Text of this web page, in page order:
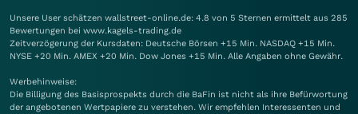
Unsere User schätzen wallstreet-online.de: 4.8 von 5 Sternen ermittelt aus 285
Bewertungen bei www.kagels-trading.de
Zeitverzögerung der Kursdaten: Deutsche Börsen +15 Min. NASDAQ +15 Min.
NYSE +20 Min. AMEX +20 Min. Dow Jones +15 Min. Alle Angaben ohne Gewähr.
Werbehinweise:
Die Billigung des Basisprospekts durch die BaFin ist nicht als ihre Befürwortung
der angebotenen Wertpapiere zu verstehen. Wir empfehlen Interessenten und